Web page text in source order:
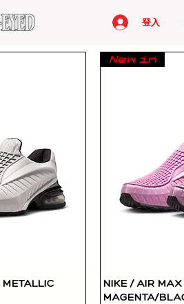
登入
New in
NIKE / AIR
MAGENTA/